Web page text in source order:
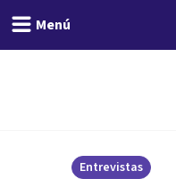
Menú
Entrevistas